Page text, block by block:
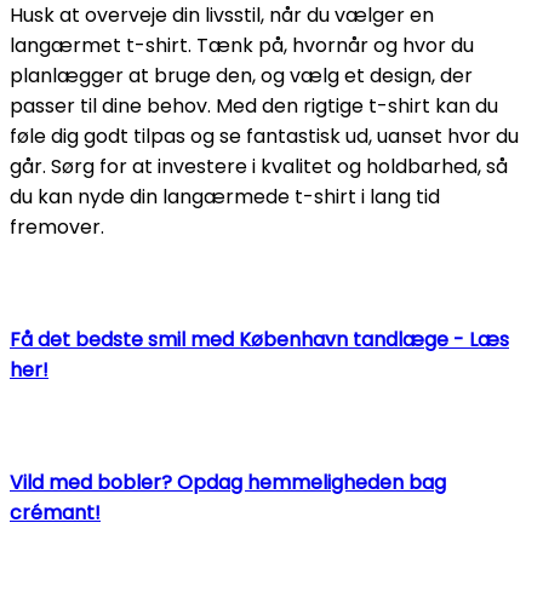
Husk at overveje din livsstil, når du vælger en
langærmet t-shirt. Tænk på, hvornår og hvor du
planlægger at bruge den, og vælg et design, der
passer til dine behov. Med den rigtige t-shirt kan du
føle dig godt tilpas og se fantastisk ud, uanset hvor du
går. Sørg for at investere i kvalitet og holdbarhed, så
du kan nyde din langærmede t-shirt i lang tid
fremover.
Få det bedste smil med København tandlæge - Læs
her!
Vild med bobler? Opdag hemmeligheden bag
crémant!